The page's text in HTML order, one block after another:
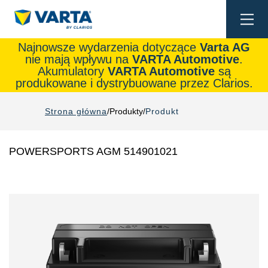
Najnowsze wydarzenia dotyczące Varta AG
nie mają wpływu na VARTA Automotive.
Akumulatory VARTA Automotivesą
produkowane i dystrybuowane przez Clarios.
Strona główna Produkty Produkt
POWERSPORTS AGM 514901021